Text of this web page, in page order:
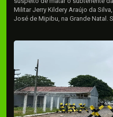
Militar Jerry Kildery Araújo da
José de Mipibu, na Grande Natal.